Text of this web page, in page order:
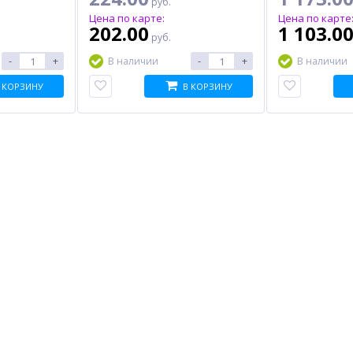
- +
КОРЗИНУ
Цена по карте:
202.00 руб.
В наличии
- +
В КОРЗИНУ
Цена по карте:
1 103.00
В наличии